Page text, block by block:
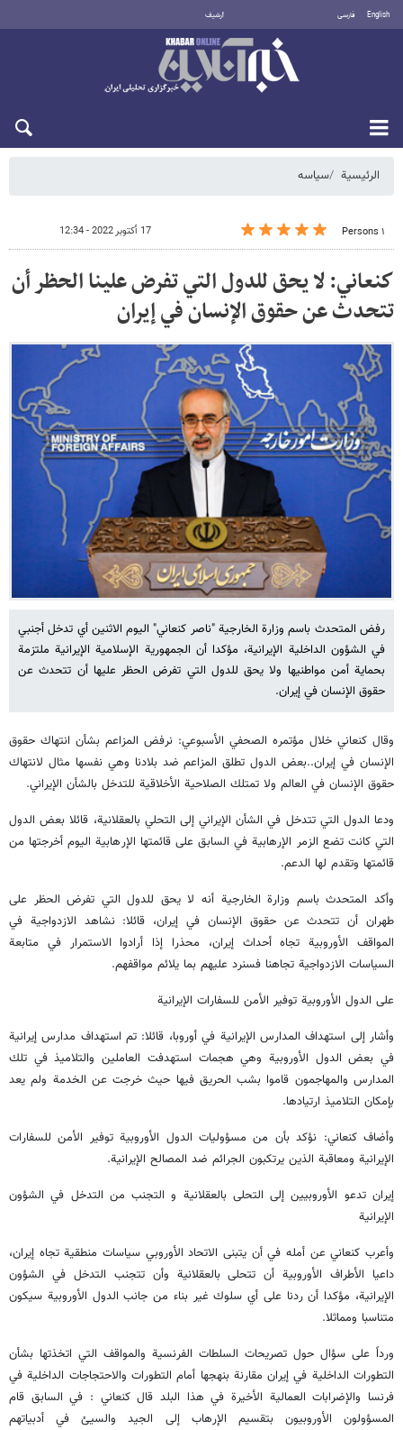
English فارسی أرشيف
الرئيسية سیاسه
١ Persons 17 أكتوبر 2022 - 12:34
كنعاني: لا يحق للدول التي تفرض علينا الحظر أن
تتحدث عن حقوق الإنسان في إيران
رفض المتحدث باسم وزارة الخارجية "ناصر كنعاني" اليوم الاثنين أي تدخل أجنبي
في الشؤون الداخلية الإيرانية، مؤكدا أن الجمهورية الإسلامية الإيرانية ملتزمة
بحماية أمن مواطنيها ولا يحق للدول التي تفرض الحظر عليها أن تتحدث عن
حقوق الإنسان في إيران.
وقال كنعاني خلال مؤتمره الصحفي الأسبوعي: نرفض المزاعم بشأن انتهاك حقوق
الإنسان في إيران..بعض الدول تطلق المزاعم ضد بلادنا وهي نفسها مثال لانتهاك
حقوق الإنسان في العالم ولا تمتلك الصلاحية الأخلاقية للتدخل بالشأن الإيراني.
ودعا الدول التي تتدخل في الشأن الإيراني إلى التحلي بالعقلانية، قائلا بعض الدول
التي كانت تضع الزمر الإرهابية في السابق على قائمتها الإرهابية اليوم أخرجتها من
قائمتها وتقدم لها الدعم.
وأكد المتحدث باسم وزارة الخارجية أنه لا يحق للدول التي تفرض الحظر على
طهران أن تتحدث عن حقوق الإنسان في إيران، قائلا: نشاهد الازدواجية في
المواقف الأوروبية تجاه أحداث إيران، محذرا إذا أرادوا الاستمرار في متابعة
السياسات الازدواجية تجاهنا فسنرد عليهم بما يلائم مواقفهم.
على الدول الأوروبية توفير الأمن للسفارات الإيرانية
وأشار إلی استهداف المدارس الإيرانية في أوروبا، قائلا: تم استهداف مدارس إيرانية
في بعض الدول الأوروبية وهي هجمات استهدفت العاملين والتلاميذ في تلك
المدارس والمهاجمون قاموا بشب الحريق فيها حيث خرجت عن الخدمة ولم يعد
بإمكان التلاميذ ارتيادها.
وأضاف كنعاني: نؤكد بأن من مسؤوليات الدول الأوروبية توفير الأمن للسفارات
الإيرانية ومعاقبة الذين يرتكبون الجرائم ضد المصالح الإيرانية.
إيران تدعو الأوروبيين إلى التحلى بالعقلانية و التجنب من التدخل في الشؤون
الإيرانية
وأعرب كنعاني عن أمله في أن يتبنى الاتحاد الأوروبي سياسات منطقية تجاه إيران،
داعيا الأطراف الأوروبية أن تتحلى بالعقلانية وأن تتجنب التدخل في الشؤون
الإيرانية، مؤكدا أن ردنا على أي سلوك غير بناء من جانب الدول الأوروبية سيكون
متناسبا ومماثلا.
ورداً على سؤال حول تصريحات السلطات الفرنسية والمواقف التي اتخذتها بشأن
التطورات الداخلية في إيران مقارنة بنهجها أمام التطورات والاحتجاجات الداخلية في
فرنسا والإضرابات العمالية الأخيرة في هذا البلد قال كنعاني : في السابق قام
المسؤولون الأوروبيون بتقسيم الإرهاب إلى الجيد والسيئ في أدبياتهم